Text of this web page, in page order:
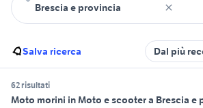
Salva ricerca Dal più
62 risultati
Moto morini in Moto e scooter a Brescia e